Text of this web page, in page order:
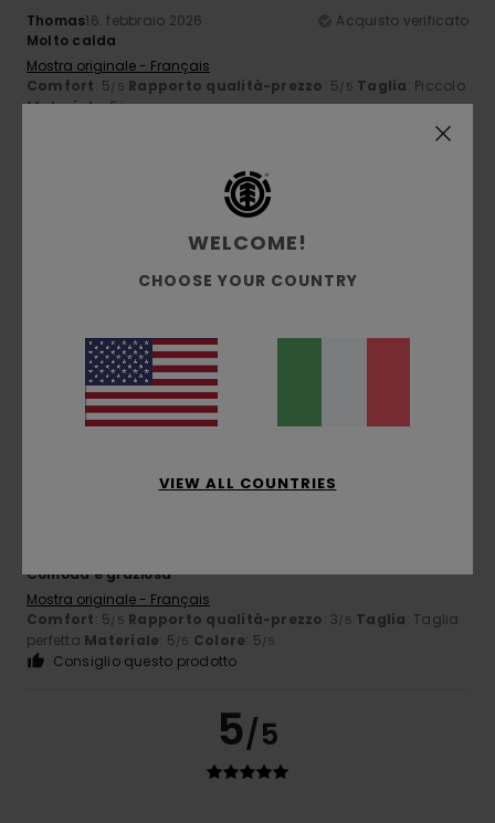
Thomas16. febbraio 2026
Acquisto verificato
Molto calda
Mostra originale - Français
Comfort: 5/5 Rapporto qualità-prezzo: 5/5 Taglia: Piccolo
Materiale: 5/5
4/5
Comfort: 5/5 Rapporto qualità-prezzo Taglia: Grande
Materiale: 4/5 Colore: 4/5
Consiglio questo prodotto
Comoda e graziosa
Mostra originale - Français
Comfort: 5/5 Rapporto qualità-prezzo: 3/5 Taglia: Taglia
perfetta Materiale: 5/5 Colore: 5/5
Consiglio questo prodotto
5/5
WELCOME!
CHOOSE YOUR COUNTRY
VIEW ALL COUNTRIES